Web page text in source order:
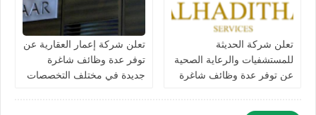
تعلن شركة الحديثة
للمستشفيات والرعاية الصحية
عن توفر عدة وظائف شاغرة
تعلن شركة إعمار العقارية عن
توفر عدة وظائف شاغرة
جديدة في مختلف التخصصات